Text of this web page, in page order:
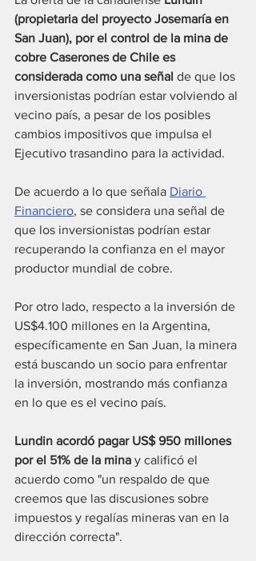
(propietaria del proyecto Josemaría en
San Juan), por el control de la mina de
cobre Caserones de Chile es
considerada como una señal de que los
inversionistas podrían estar volviendo al
vecino país, a pesar de los posibles
cambios impositivos que impulsa el
Ejecutivo trasandino para la actividad.
De acuerdo a lo que señala Diario
Financiero, se considera una señal de
que los inversionistas podrían estar
recuperando la confianza en el mayor
productor mundial de cobre.
Por otro lado, respecto a la inversión de
US$4.100 millones en la Argentina,
específicamente en San Juan, la minera
está buscando un socio para enfrentar
la inversión, mostrando más confianza
en lo que es el vecino país.
Lundin acordó pagar US$ 950 millones
por el 51% de la mina y calificó el
acuerdo como "un respaldo de que
creemos que las discusiones sobre
impuestos y regalías mineras van en la
dirección correcta".